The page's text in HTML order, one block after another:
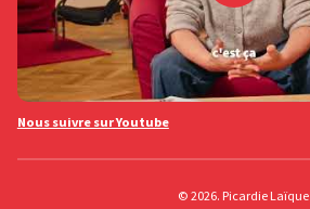
Nous suivre sur Youtube
© 2026. Picardie Laïque